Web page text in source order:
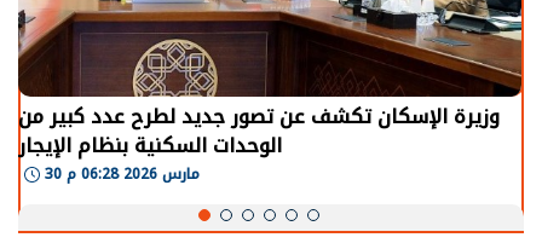
وزيرة الإسكان تكشف عن تصور جديد لطرح عدد كبير من
الوحدات السكنية بنظام الإيجار
30 مارس 2026 06:28 م